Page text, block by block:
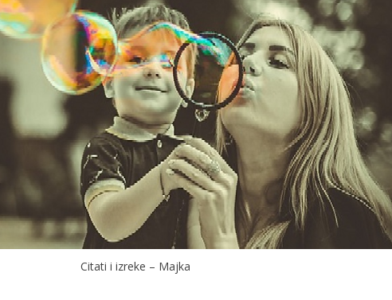
Citati i izreke – Majka